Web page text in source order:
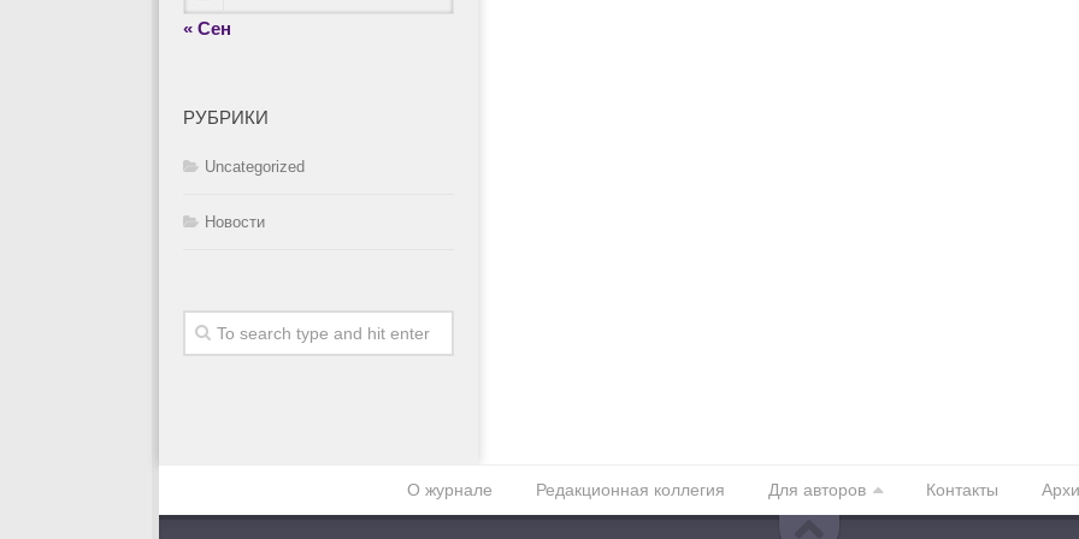
« Сен
РУБРИКИ
Uncategorized
Новости
О журнале Редакционная коллегия Для авторов Контакты